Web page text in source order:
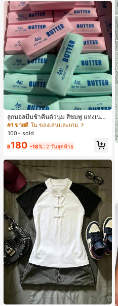
ลูกบอลบีบช้าคืนตัวนุ่ม สีชมพู แท่งเนย
บีบคลายเครียด นุ่มยืดหยุ่น ของเล่นบีบ
4 ออนซ์ ของเล่นเกลือ เหมาะสำหรับขอ
ของขวัญวันเกิด ของขวัญอีสเตอร์ ของ
วัญปาร์ตี้ สกวิชชี่ ของเล่นสกวิชชี่ ของเ
ล่นคลายเครียดสกวิชชี่ สกวิชชี่เกี๊ยว ขอ
งเล่นสำหรับผู้ใหญ่ ผู้หญิง สกวิชชี่กรอบ
สกวิชชี่เนยกรอบ บีบ ลูกบอลสลัชชี่
#1 ขายดี ใน ของเล่นและเกม
100+ sold
฿180 -18% 2 วันสุดท้าย
#6 ขายดี ใน ใหม่ เสื้อยืดผู้หญิง